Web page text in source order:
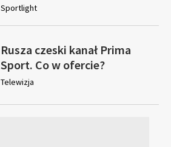
Sportlight
Rusza czeski kanał Prima
Sport. Co w ofercie?
Telewizja